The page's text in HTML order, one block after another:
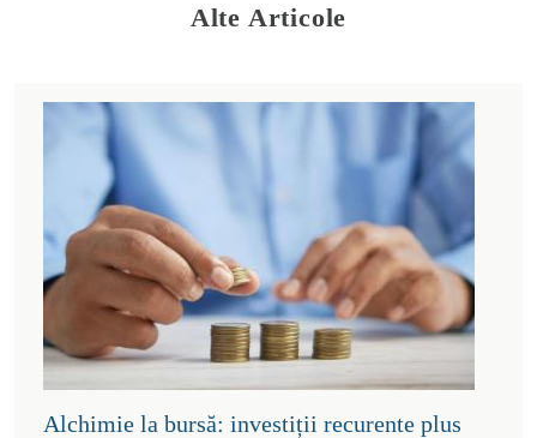
Alte Articole
Alchimie la bursă: investiții recurente plus